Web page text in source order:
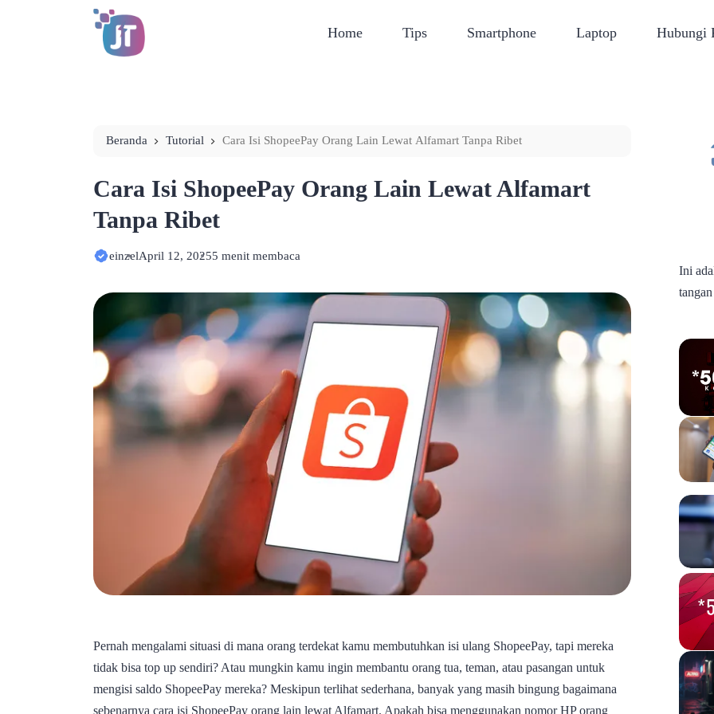
Home Tips Smartphone Laptop Hubungi
Beranda Tutorial Cara Isi ShopeePay Orang Lain Lewat Alfamart Tanpa Ribet
Cara Isi ShopeePay Orang Lain Lewat Alfamart
Tanpa Ribet
einzelApril 12, 20255 menit membaca
Pernah mengalami situasi di mana orang terdekat kamu membutuhkan isi ulang ShopeePay, tapi mereka
tidak bisa top up sendiri? Atau mungkin kamu ingin membantu orang tua, teman, atau pasangan untuk
mengisi saldo ShopeePay mereka? Meskipun terlihat sederhana, banyak yang masih bingung bagaimana
sebenarnya cara isi ShopeePay orang lain lewat Alfamart. Apakah bisa menggunakan nomor HP orang
Ini